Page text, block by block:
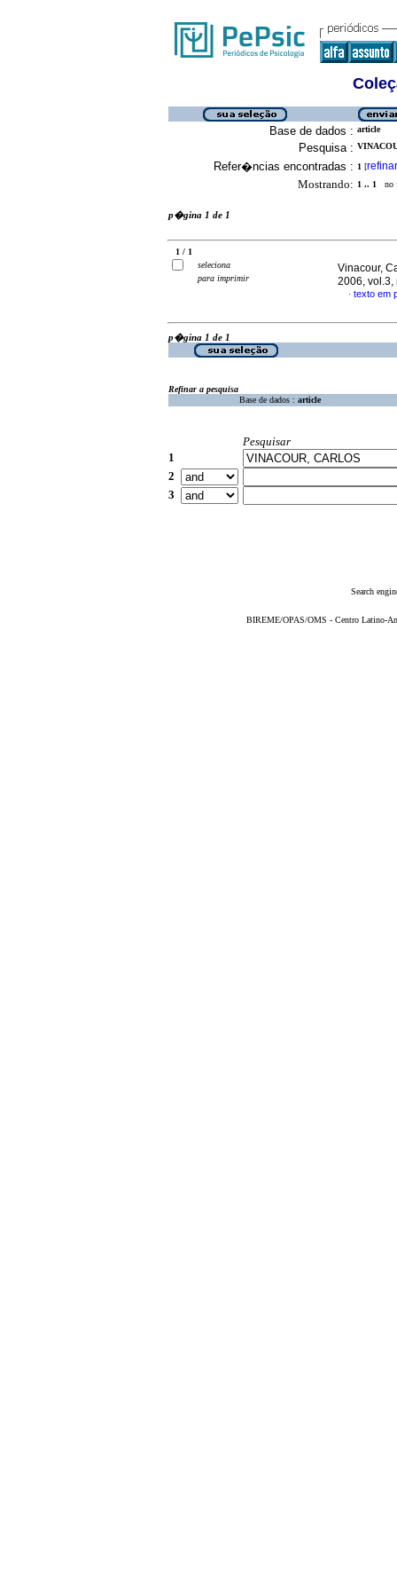
Base de dados : article
Pesquisa :
Refer�ncias encontradas : 1 [refinar
Mostrando: 1 .. 1 no
p�gina 1 de 1
1 / 1
seleciona
para imprimir
Vinacour,
2006, vol.3,
· texto em
p�gina 1 de 1
Refinar a pesquisa
Base de dados : article
Pesquisar
1
2
3
Search
BIREME/OPAS/OMS - Centro Latino-